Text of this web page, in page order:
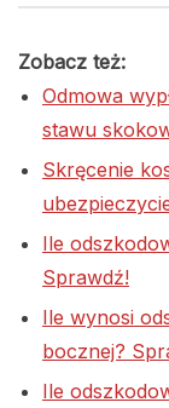
Zobacz też:
Odmowa
stawu
Skręcenie
Ile
Sprawdź!
Ile wynosi
bocznej?
Ile